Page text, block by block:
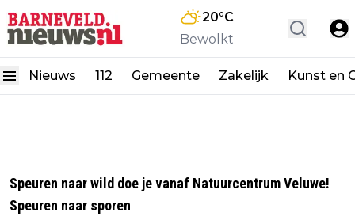
20°C
Bewolkt
Nieuws 112 Gemeente Zakelijk Kunst en
Speuren naar wild doe je vanaf Natuurcentrum Veluwe!
Speuren naar sporen